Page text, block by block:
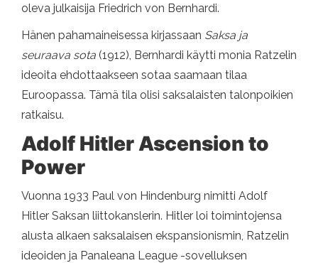
oleva julkaisija Friedrich von Bernhardi.
Hänen pahamaineisessa kirjassaan Saksa ja
seuraava sota (1912), Bernhardi käytti monia Ratzelin
ideoita ehdottaakseen sotaa saamaan tilaa
Euroopassa. Tämä tila olisi saksalaisten talonpoikien
ratkaisu.
Adolf Hitler Ascension to
Power
Vuonna 1933 Paul von Hindenburg nimitti Adolf
Hitler Saksan liittokanslerin. Hitler loi toimintojensa
alusta alkaen saksalaisen ekspansionismin, Ratzelin
ideoiden ja Panaleana League -sovelluksen